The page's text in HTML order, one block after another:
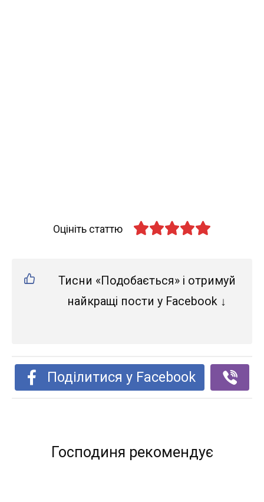
Оцініть статтю
Тисни «Подобається» і отримуй
найкращі пости у Facebook ↓
Поділитися у Facebook
Господиня рекомендує